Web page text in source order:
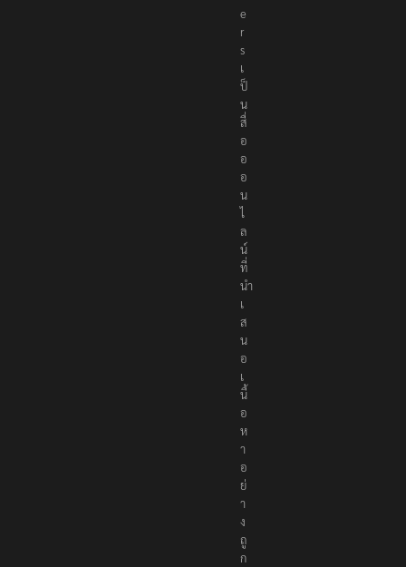
e
r
s
เ
ป็
น
สื่
อ
อ
อ
น
ไ
ล
น์
ที่
นำ
เ
ส
น
อ
เ
นื้
อ
ห
า
อ
ย่
า
ง
ถู
ก